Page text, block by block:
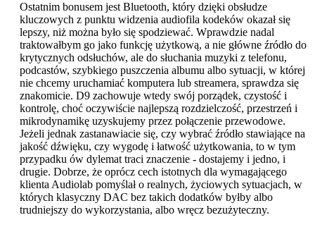
Ostatnim bonusem jest Bluetooth, który dzięki obsłudze
kluczowych z punktu widzenia audiofila kodeków okazał się
lepszy, niż można było się spodziewać. Wprawdzie nadal
traktowałbym go jako funkcję użytkową, a nie główne źródło do
krytycznych odsłuchów, ale do słuchania muzyki z telefonu,
podcastów, szybkiego puszczenia albumu albo sytuacji, w której
nie chcemy uruchamiać komputera lub streamera, sprawdza się
znakomicie. D9 zachowuje wtedy swój porządek, czystość i
kontrolę, choć oczywiście najlepszą rozdzielczość, przestrzeń i
mikrodynamikę uzyskujemy przez połączenie przewodowe.
Jeżeli jednak zastanawiacie się, czy wybrać źródło stawiające na
jakość dźwięku, czy wygodę i łatwość użytkowania, to w tym
przypadku ów dylemat traci znaczenie - dostajemy i jedno, i
drugie. Dobrze, że oprócz cech istotnych dla wymagającego
klienta Audiolab pomyślał o realnych, życiowych sytuacjach, w
których klasyczny DAC bez takich dodatków byłby albo
trudniejszy do wykorzystania, albo wręcz bezużyteczny.